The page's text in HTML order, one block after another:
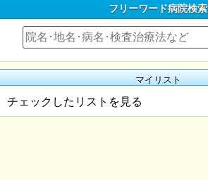
フリーワード病院検索
マイリスト
チェックしたリストを見る